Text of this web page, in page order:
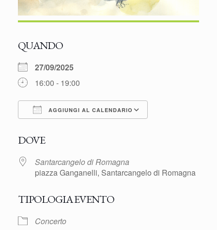
QUANDO
27/09/2025
16:00 - 19:00
AGGIUNGI AL CALENDARIO
DOVE
Santarcangelo di Romagna
piazza Ganganelli, Santarcangelo di Romagna
TIPOLOGIA EVENTO
Concerto